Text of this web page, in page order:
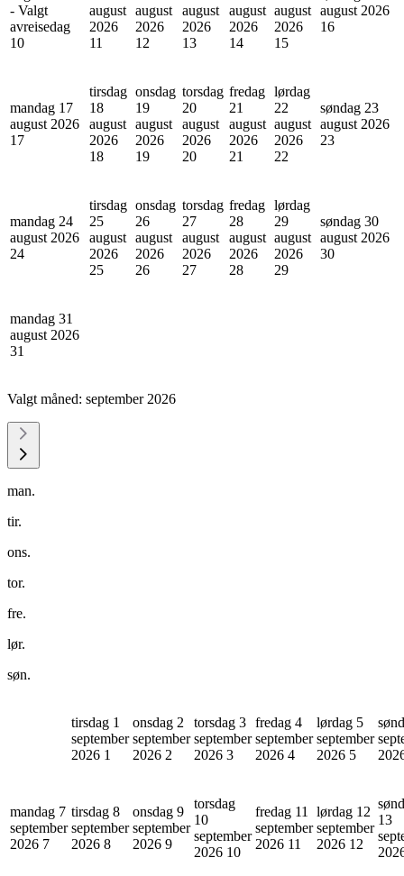
- Valgt
avreisedag
10
august
2026
11
august
2026
12
august
2026
13
august
2026
14
august
2026
15
august 2026
16
mandag 17
august 2026
17
tirsdag
18
august
2026
18
onsdag
19
august
2026
19
torsdag
20
august
2026
20
fredag
21
august
2026
21
lørdag
22
august
2026
22
søndag 23
august 2026
23
mandag 24
august 2026
24
tirsdag
25
august
2026
25
onsdag
26
august
2026
26
torsdag
27
august
2026
27
fredag
28
august
2026
28
lørdag
29
august
2026
29
søndag 30
august 2026
30
mandag 31
august 2026
31
Valgt måned: september 2026
man.
tir.
ons.
tor.
fre.
lør.
søn.
tirsdag 1
september
2026 1
onsdag 2
september
2026 2
torsdag 3
september
2026 3
fredag 4
september
2026 4
lørdag 5
september
2026 5
mandag 7
september
2026 7
tirsdag 8
september
2026 8
onsdag 9
september
2026 9
torsdag
10
september
2026 10
fredag 11
september
2026 11
lørdag 12
september
2026 12
13